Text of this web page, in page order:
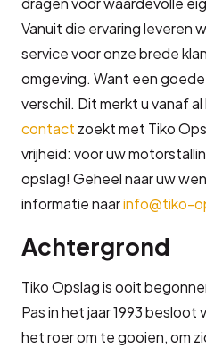
Vanuit die ervaring leveren
service voor onze brede
omgeving. Want een
verschil. Dit merkt u vanaf
contact zoekt met Tiko
vrijheid: voor uw
opslag! Geheel naar uw
informatie naarinfo@tiko-
Achtergrond
Tiko Opslag is ooit
Pas in het jaar 1993 besloot
het roer om te gooien, om